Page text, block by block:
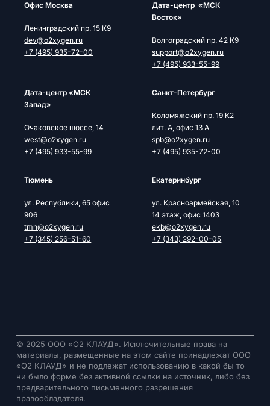
Офис Москва
Ленинградский пр. 15 К9
dev@o2xygen.ru
+7 (495) 935-72-00
Дата-центр «МСК
Восток»
Волгоградский пр. 42 К9
support@o2xygen.ru
+7 (495) 933-55-99
Дата-центр «МСК
Запад»
Очаковское шоссе, 14
west@o2xygen.ru
+7 (495) 933-55-99
Cанкт-Петербург
Коломяжский пр. 19 К2
лит. А, офис 13 А
spb@o2xygen.ru
+7 (495) 935-72-00
Тюмень
ул. Республики, 65 офис
906
tmn@o2xygen.ru
+7 (345) 256-51-60
Екатеринбург
ул. Красноармейская, 10
14 этаж, офис 1403
ekb@o2xygen.ru
+7 (343) 292-00-05
© 2025 ООО «О2 КЛАУД». Исключительные права на
материалы, размещенные на этом сайте принадлежат ООО
«О2 КЛАУД» и не подлежат использованию в какой бы то
ни было форме без активной ссылки на источник, либо без
предварительного письменного разрешения
правообладателя.